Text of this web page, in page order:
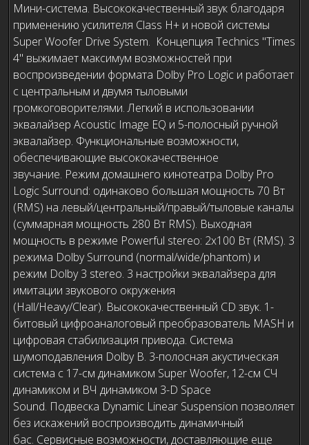
Мини-система. Высококачественный звук благодаря
применению усилителя Class Н+ и новой системы
Super Woofer Drive System. Концепция Technics "Times
4" выжимает максимум возможностей при
воспроизведении формата Dolby Pro Logic и работает
с центральным и двумя тыловыми
громкоговорителями. Легкий в использовании
эквалайзер Acoustic Image EQ и 5-полосный ручной
эквалайзер. Функциональные возможности,
обеспечивающие высококачественное
звучание. Режим домашнего кинотеатра Dolby Pro
Logic Surround: одинаково большая мощность 70 Вт
(RMS) на левый/центральный/правый/тыловые каналы
(суммарная мощность 280 Вт RMS). Выходная
мощность в режиме Powerful stereo: 2x100 Вт (RMS). 3
режима Dolby Surround (normal/wide/phantom) и
режим Dolby 3 stereo. 3 настройки эквалайзера для
имитации звукового окружения
(Hall/Heavy/Clear). Высококачественный CD звук. 1-
битовый цифроаналоговый преобразователь MASH и
цифровая стабилизация привода. Система
шумоподавления Dolby В. 3-полосная акустическая
система с 17-см динамиком Super Woofer, 12-см СЧ
динамиком и ВЧ динамиком 3-D Space
Sound. Подвеска Dynamic Linear Suspension позволяет
без искажений воспроизводить динамичный
бас. Сервисные возможности, доставляющие еще